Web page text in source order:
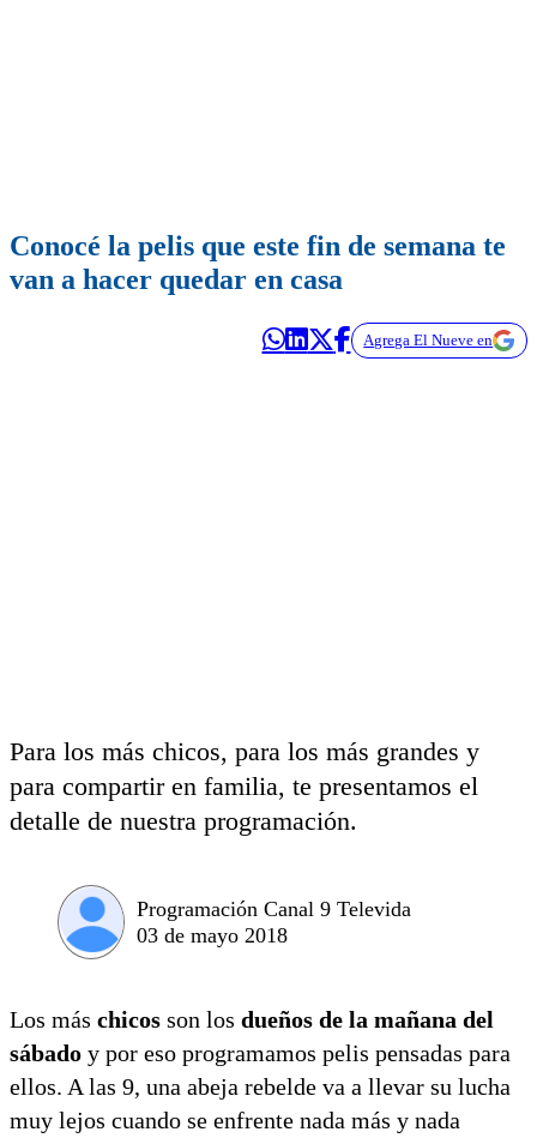
Conocé la pelis que este fin de semana te
van a hacer quedar en casa
Agrega El Nueve en
Para los más chicos, para los más grandes y
para compartir en familia, te presentamos el
detalle de nuestra programación.
Programación Canal 9 Televida
03 de mayo 2018
Los más chicos son los dueños de la mañana del
sábado y por eso programamos pelis pensadas para
ellos. A las 9, una abeja rebelde va a llevar su lucha
muy lejos cuando se enfrente nada más y nada